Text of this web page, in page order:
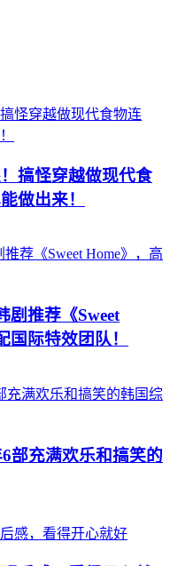
搞怪穿越做现代食
做出来！
剧推荐《Sweet
际特效团队！
6部充满欢乐和搞笑的